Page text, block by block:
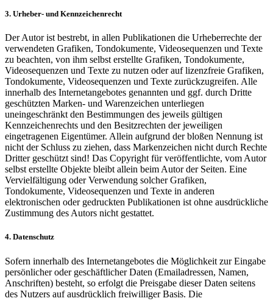
3. Urheber- und Kennzeichenrecht
Der Autor ist bestrebt, in allen Publikationen die Urheberrechte der
verwendeten Grafiken, Tondokumente, Videosequenzen und Texte
zu beachten, von ihm selbst erstellte Grafiken, Tondokumente,
Videosequenzen und Texte zu nutzen oder auf lizenzfreie Grafiken,
Tondokumente, Videosequenzen und Texte zurückzugreifen. Alle
innerhalb des Internetangebotes genannten und ggf. durch Dritte
geschützten Marken- und Warenzeichen unterliegen
uneingeschränkt den Bestimmungen des jeweils gültigen
Kennzeichenrechts und den Besitzrechten der jeweiligen
eingetragenen Eigentümer. Allein aufgrund der bloßen Nennung ist
nicht der Schluss zu ziehen, dass Markenzeichen nicht durch Rechte
Dritter geschützt sind! Das Copyright für veröffentlichte, vom Autor
selbst erstellte Objekte bleibt allein beim Autor der Seiten. Eine
Vervielfältigung oder Verwendung solcher Grafiken,
Tondokumente, Videosequenzen und Texte in anderen
elektronischen oder gedruckten Publikationen ist ohne ausdrückliche
Zustimmung des Autors nicht gestattet.
4. Datenschutz
Sofern innerhalb des Internetangebotes die Möglichkeit zur Eingabe
persönlicher oder geschäftlicher Daten (Emailadressen, Namen,
Anschriften) besteht, so erfolgt die Preisgabe dieser Daten seitens
des Nutzers auf ausdrücklich freiwilliger Basis. Die